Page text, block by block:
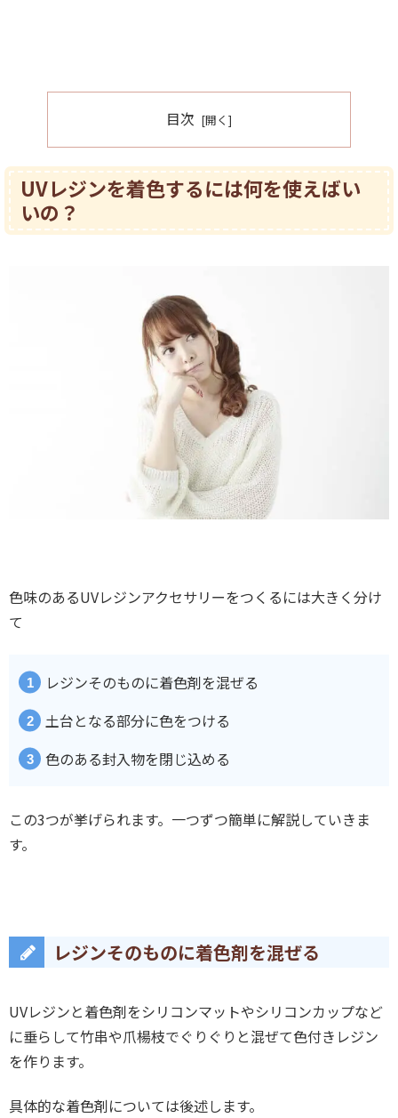
目次
UVレジンを着色するには何を使えばい
いの？
色味のあるUVレジンアクセサリーをつくるには大きく分け
て
レジンそのものに着色剤を混ぜる
土台となる部分に色をつける
色のある封入物を閉じ込める
この3つが挙げられます。一つずつ簡単に解説していきま
す。
レジンそのものに着色剤を混ぜる
UVレジンと着色剤をシリコンマットやシリコンカップなど
に垂らして竹串や爪楊枝でぐりぐりと混ぜて色付きレジン
を作ります。
具体的な着色剤については後述します。